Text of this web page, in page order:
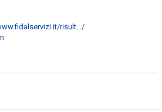
risult…/